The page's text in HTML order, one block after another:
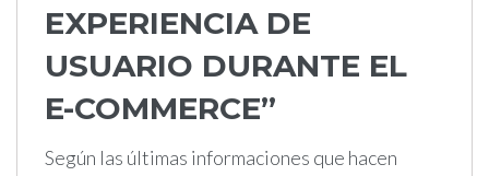
EXPERIENCIA DE
USUARIO DURANTE EL
E-COMMERCE”
Según las últimas informaciones que hacen